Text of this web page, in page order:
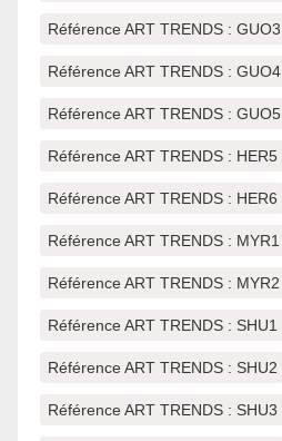
Référence ART TRENDS : GUO3
Référence ART TRENDS : GUO4
Référence ART TRENDS : GUO5
Référence ART TRENDS : HER5
Référence ART TRENDS : HER6
Référence ART TRENDS : MYR1
Référence ART TRENDS : MYR2
Référence ART TRENDS : SHU1
Référence ART TRENDS : SHU2
Référence ART TRENDS : SHU3